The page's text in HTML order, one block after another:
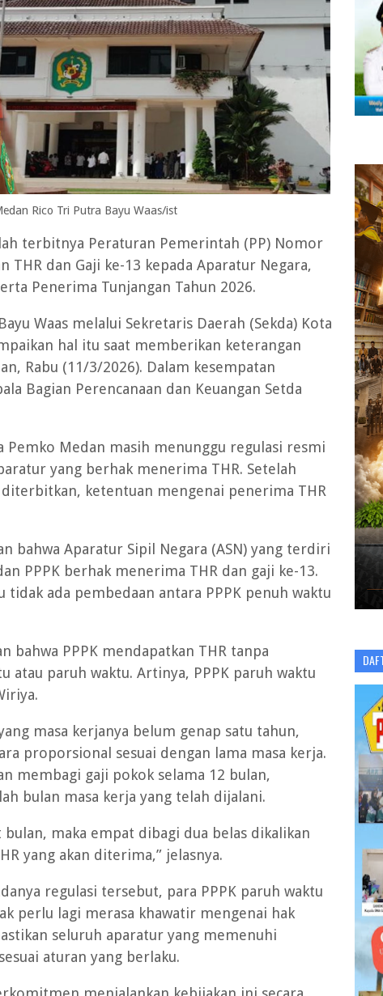
Rico Tri Putra Bayu Waas/ist
terbitnya Peraturan Pemerintah (PP) Nomor
THR dan Gaji ke-13 kepada Aparatur Negara,
Penerima Tunjangan Tahun 2026.
Waas melalui Sekretaris Daerah (Sekda) Kota
hal itu saat memberikan keterangan
Rabu (11/3/2026). Dalam kesempatan
Bagian Perencanaan dan Keuangan Setda
Pemko Medan masih menunggu regulasi resmi
yang berhak menerima THR. Setelah
ketentuan mengenai penerima THR
bahwa Aparatur Sipil Negara (ASN) yang terdiri
PPPK berhak menerima THR dan gaji ke-13.
ada pembedaan antara PPPK penuh waktu
bahwa PPPK mendapatkan THR tanpa
atau paruh waktu. Artinya, PPPK paruh waktu
masa kerjanya belum genap satu tahun,
proporsional sesuai dengan lama masa kerja.
membagi gaji pokok selama 12 bulan,
bulan masa kerja yang telah dijalani.
maka empat dibagi dua belas dikalikan
yang akan diterima,” jelasnya.
regulasi tersebut, para PPPK paruh waktu
perlu lagi merasa khawatir mengenai hak
seluruh aparatur yang memenuhi
aturan yang berlaku.